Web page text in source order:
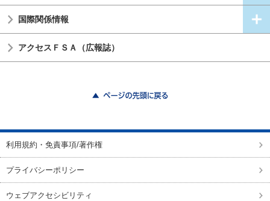
国際関係情報
アクセスＦＳＡ（広報誌）
利用規約・免責事項/著作権
プライバシーポリシー
ウェブアクセシビリティ